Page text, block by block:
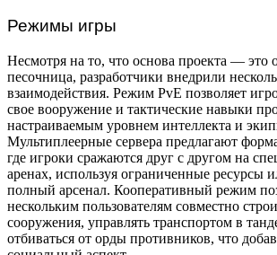
Режимы игры
Несмотря на то, что основа проекта — это
песочница, разработчики внедрили
взаимодействия. Режим PvE позволяет
свое вооружение и тактические навыки
настраиваемым уровнем интеллекта и
Мультиплеерные сервера предлагают
где игроки сражаются друг с другом на
аренах, используя ограниченные ресурсы
полный арсенал. Кооперативный режим
нескольким пользователям совместно
сооружения, управлять транспортом в
отбиваться от орды противников, что